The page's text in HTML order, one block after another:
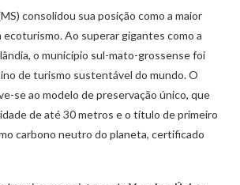
consolidou sua posição como a maior
ecoturismo. Ao superar gigantes como a
o município sul-mato-grossense foi
de turismo sustentável do mundo. O
se ao modelo de preservação único, que
de até 30 metros e o título de primeiro
carbono neutro do planeta, certificado